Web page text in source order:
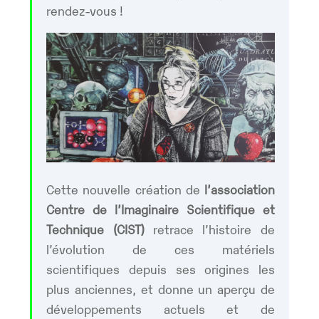
rendez-vous !
Cette nouvelle création de l’association
Centre de l’Imaginaire Scientifique et
Technique (CIST)retrace l’histoire de
l’évolution de ces matériels
scientifiques depuis ses origines les
plus anciennes, et donne un aperçu de
développements actuels et de